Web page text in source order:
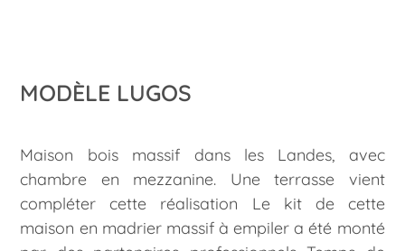
MODÈLE LUGOS
Maison bois massif dans les Landes, avec
chambre en mezzanine. Une terrasse vient
compléter cette réalisation Le kit de cette
maison en madrier massif à empiler a été monté